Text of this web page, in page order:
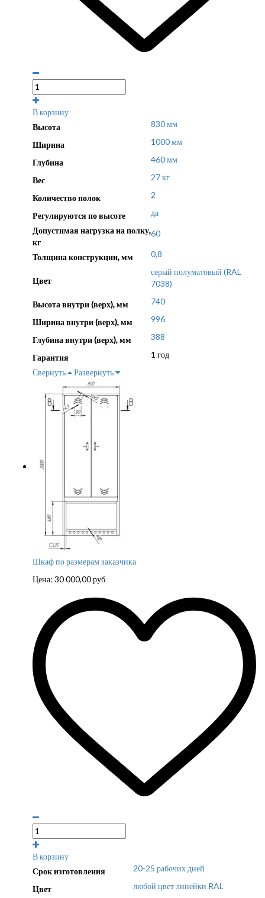
В корзину
Высота
830 мм
Ширина 1000 мм
Глубина 460 мм
Вес 27 кг
Количество полок 2
Регулируются по высоте
да
Допустимая нагрузка на полку,
кг
60
Толщина конструкции, мм 0,8
Цвет
серый полуматовый (RAL
7038)
Высота внутри (верх), мм 740
Ширина внутри (верх), мм 996
Глубина внутри (верх), мм 388
Гарантия
1 год
Свернуть
Развернуть
Шкаф по размерам заказчика
Цена: 30 000,00руб
В корзину
Срок изготовления
20-25 рабочих дней
Цвет любой цвет линейки RAL